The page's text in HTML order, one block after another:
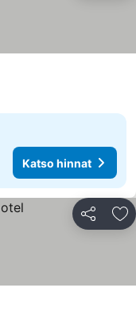
Katso hinnat
Jaa